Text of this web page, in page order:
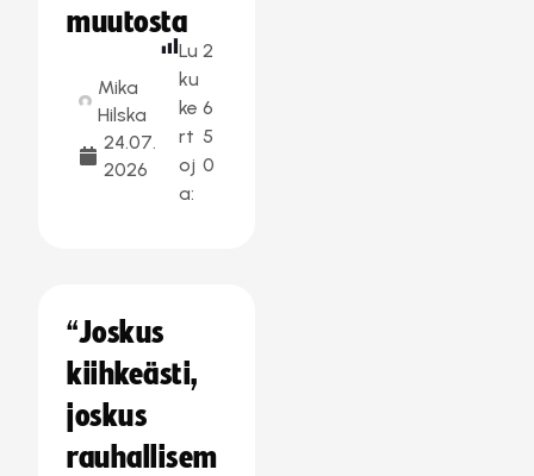
muutosta
Mika
Hilska
24.07.
2026
Lu
ku
ke
rt
oj
a:
2
6
5
0
“Joskus
kiihkeästi,
joskus
rauhallisem